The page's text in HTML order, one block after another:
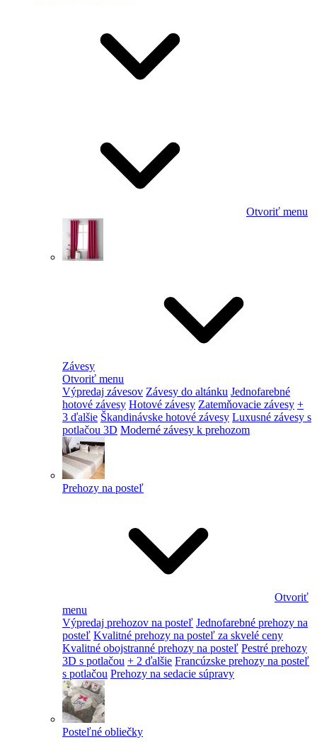
Otvoriť menu
Závesy
Otvoriť menu
Výpredaj závesov Závesy do altánku Jednofarebné
hotové závesy Hotové závesy Zatemňovacie závesy +
3 ďalšie Škandinávske hotové závesy Luxusné závesy s
potlačou 3D Moderné závesy k prehozom
Prehozy na posteľ
Otvoriť
menu
Výpredaj prehozov na posteľ Jednofarebné prehozy na
posteľ Kvalitné prehozy na posteľ za skvelé ceny
Kvalitné obojstranné prehozy na posteľ Pestré prehozy
3D s potlačou + 2 ďalšie Francúzske prehozy na posteľ
s potlačou Prehozy na sedacie súpravy
Posteľné obliečky